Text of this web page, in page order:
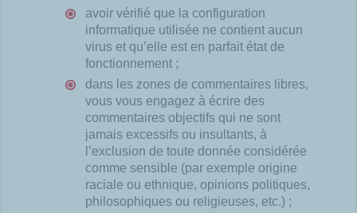
avoir vérifié que la configuration
informatique utilisée ne contient aucun
virus et qu’elle est en parfait état de
fonctionnement ;
dans les zones de commentaires libres,
vous vous engagez à écrire des
commentaires objectifs qui ne sont
jamais excessifs ou insultants, à
l’exclusion de toute donnée considérée
comme sensible (par exemple origine
raciale ou ethnique, opinions politiques,
philosophiques ou religieuses, etc.) ;